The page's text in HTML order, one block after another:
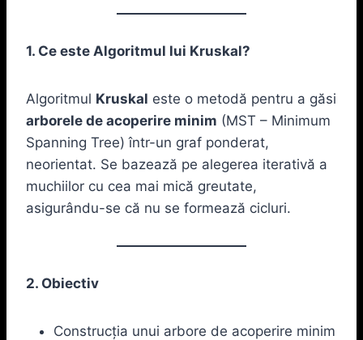
1. Ce este Algoritmul lui Kruskal?
Algoritmul Kruskal este o metodă pentru a găsi
arborele de acoperire minim (MST – Minimum
Spanning Tree) într-un graf ponderat,
neorientat. Se bazează pe alegerea iterativă a
muchiilor cu cea mai mică greutate,
asigurându-se că nu se formează cicluri.
2. Obiectiv
Construcția unui arbore de acoperire minim